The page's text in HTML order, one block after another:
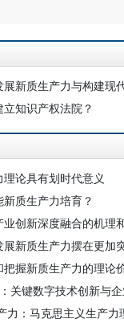
新质生产力与构建现
知识产权法院？
论具有划时代意义
质生产力培育？
创新深度融合的机理
新质生产力摆在更加
握新质生产力的理论
关键数字技术创新与
力：马克思主义生产力